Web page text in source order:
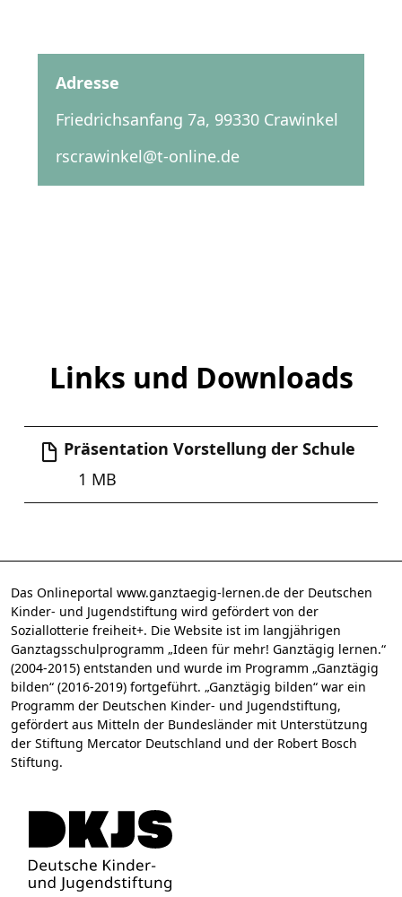
Adresse
Friedrichsanfang 7a, 99330 Crawinkel
rscrawinkel@t-online.de
Links und Downloads
Präsentation Vorstellung der Schule
1 MB
Das Onlineportal www.ganztaegig-lernen.de der Deutschen
Kinder- und Jugendstiftung wird gefördert von der
Soziallotterie freiheit+. Die Website ist im langjährigen
Ganztagsschulprogramm „Ideen für mehr! Ganztägig lernen.“
(2004-2015) entstanden und wurde im Programm „Ganztägig
bilden“ (2016-2019) fortgeführt. „Ganztägig bilden“ war ein
Programm der Deutschen Kinder- und Jugendstiftung,
gefördert aus Mitteln der Bundesländer mit Unterstützung
der Stiftung Mercator Deutschland und der Robert Bosch
Stiftung.